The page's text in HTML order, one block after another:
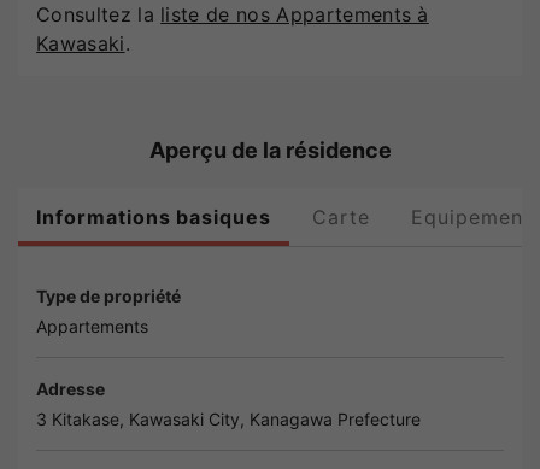
Consultez la liste de nos Appartements à
Kawasaki.
Aperçu de la résidence
Informations basiques Carte
Type de propriété
Appartements
Adresse
3 Kitakase, Kawasaki City, Kanagawa Prefecture